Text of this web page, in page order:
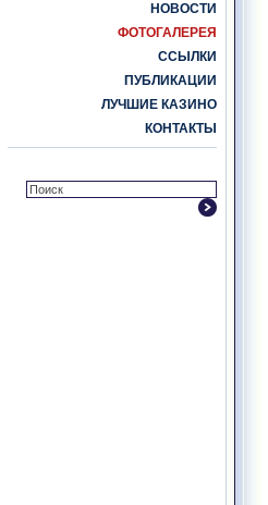
НОВОСТИ
ФОТОГАЛЕРЕЯ
ССЫЛКИ
ПУБЛИКАЦИИ
ЛУЧШИЕ КАЗИНО
КОНТАКТЫ